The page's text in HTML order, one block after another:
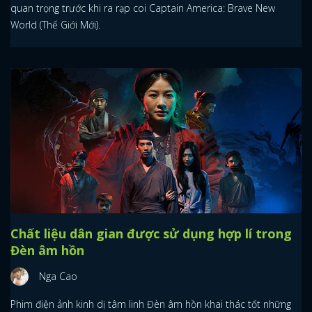
quan trọng trước khi ra rạp coi Captain America: Brave New
World (Thế Giới Mới).
Chất liệu dân gian được sử dụng hợp lí trong
Đèn âm hồn
Nga Cao
Phim điện ảnh kinh dị tâm linh Đèn âm hồn khai thác tốt những